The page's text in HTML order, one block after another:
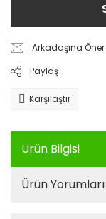
Arkadaşına Öner
Paylaş
Karşılaştır
Ürün Bilgisi
Ürün Yorumları